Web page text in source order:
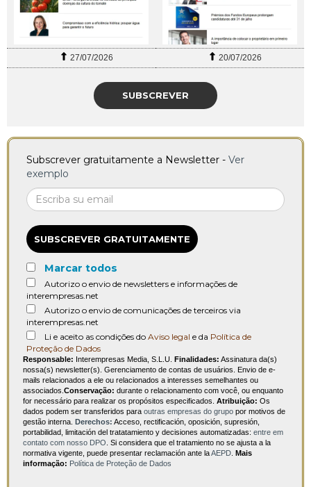
27/07/2026 20/07/2026
SUBSCREVER
Subscrever gratuitamente a Newsletter - Ver
exemplo
SUBSCREVER GRATUITAMENTE
Marcar todos
Autorizo o envio de newsletters e informações de
interempresas.net
Autorizo o envio de comunicações de terceiros via
interempresas.net
Li e aceito as condições do Aviso legal e da Política de
Proteção de Dados
Responsable: Interempresas Media, S.L.U. Finalidades: Assinatura da(s)
nossa(s) newsletter(s). Gerenciamento de contas de usuários. Envio de e-
mails relacionados a ele ou relacionados a interesses semelhantes ou
associados. Conservação: durante o relacionamento com você, ou enquanto
for necessário para realizar os propósitos especificados. Atribuição: Os
dados podem ser transferidos para outras empresas do grupo por motivos de
gestão interna. Derechos: Acceso, rectificación, oposición, supresión,
portabilidad, limitación del tratatamiento y decisiones automatizadas: entre em
contato com nosso DPO . Si considera que el tratamiento no se ajusta a la
normativa vigente, puede presentar reclamación ante laAEPD Mais
informação: Política de Proteção de Dados